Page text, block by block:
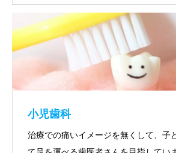
小児歯科
治療での痛いイメージを無くして、子